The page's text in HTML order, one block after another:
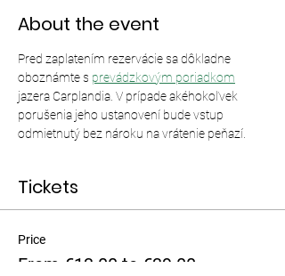
About the event
Pred zaplatením rezervácie sa dôkladne
oboznámte s prevádzkovým poriadkom
jazera Carplandia. V prípade akéhokoľvek
porušenia jeho ustanovení bude vstup
odmietnutý bez nároku na vrátenie peňazí.
Tickets
Price
From €13.00 to €39.00